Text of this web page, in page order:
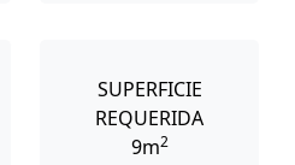
SUPERFICIE
REQUERIDA
9m2